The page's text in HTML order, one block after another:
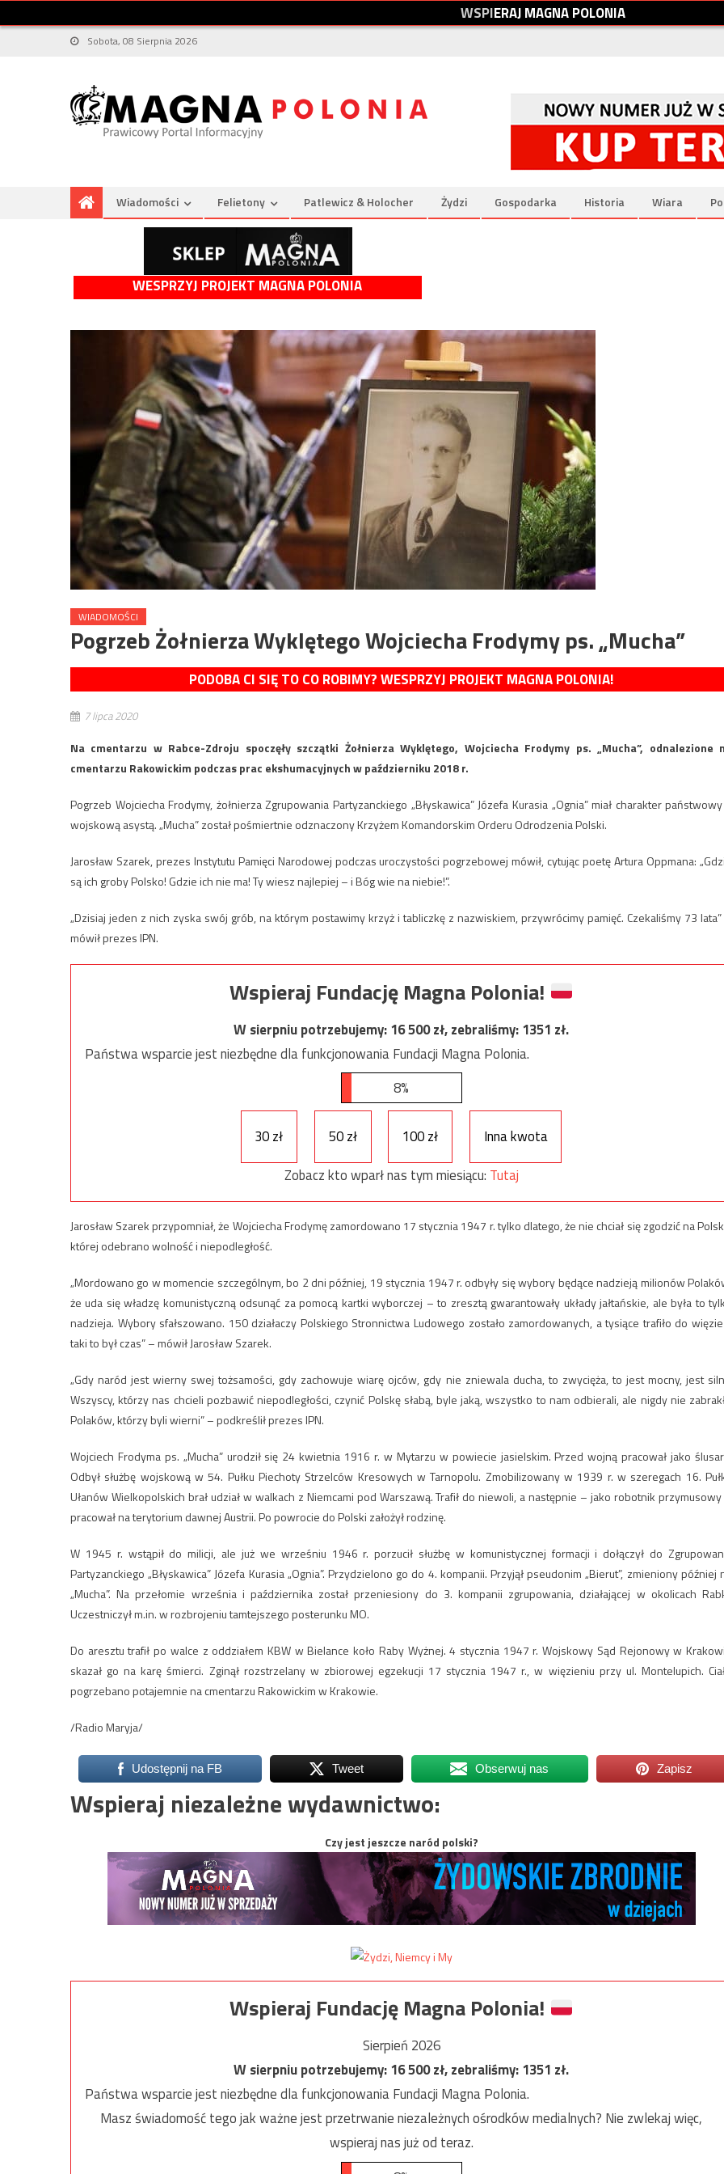
WSPIERAJMAGNAPOLONIA
Sobota, 08 Sierpnia 2026
Wiadomości Felietony Patlewicz & Holocher Żydzi Gospodarka Historia Wiara
WESPRZYJ PROJEKT MAGNA POLONIA
WIADOMOŚCI
Pogrzeb Żołnierza Wyklętego Wojciecha Frodymy ps. „Mucha”
PODOBA CI SIĘ TO CO ROBIMY? WESPRZYJ PROJEKT MAGNA POLONIA!
7 lipca 2020
Na cmentarzu w Rabce-Zdroju spoczęły szczątki Żołnierza Wyklętego, Wojciecha Frodymy ps. „Mucha”, odnalezione
cmentarzu Rakowickim podczas prac ekshumacyjnych w październiku 2018 r.
Pogrzeb Wojciecha Frodymy, żołnierza Zgrupowania Partyzanckiego „Błyskawica” Józefa Kurasia „Ognia” miał charakter
wojskową asystą. „Mucha” został pośmiertnie odznaczony Krzyżem Komandorskim Orderu Odrodzenia Polski.
Jarosław Szarek, prezes Instytutu Pamięci Narodowej podczas uroczystości pogrzebowej mówił, cytując poetę Artura Oppmana:
są ich groby Polsko! Gdzie ich nie ma! Ty wiesz najlepiej – i Bóg wie na niebie!”.
„Dzisiaj jeden z nich zyska swój grób, na którym postawimy krzyż i tabliczkę z nazwiskiem, przywrócimy pamięć. Czekaliśmy 73
mówił prezes IPN.
Wspieraj Fundację Magna Polonia!
W sierpniu potrzebujemy:16 500zł, zebraliśmy:1351 zł.
Państwa wsparcie jest niezbędne dla funkcjonowania Fundacji Magna Polonia.
8%
30 zł 50 zł 100 zł
Inna kwota
Zobacz kto wparł nas tym miesiącu: Tutaj
Jarosław Szarek przypomniał, że Wojciecha Frodymę zamordowano 17 stycznia 1947 r. tylko dlatego, że nie chciał się zgodzić na
której odebrano wolność i niepodległość.
„Mordowano go w momencie szczególnym, bo 2 dni później, 19 stycznia 1947 r. odbyły się wybory będące nadzieją milionów
że uda się władzę komunistyczną odsunąć za pomocą kartki wyborczej – to zresztą gwarantowały układy jałtańskie, ale była to
nadzieja. Wybory sfałszowano. 150 działaczy Polskiego Stronnictwa Ludowego zostało zamordowanych, a tysiące trafiło do
taki to był czas” – mówił Jarosław Szarek.
„Gdy naród jest wierny swej tożsamości, gdy zachowuje wiarę ojców, gdy nie zniewala ducha, to zwycięża, to jest mocny, jest
Wszyscy, którzy nas chcieli pozbawić niepodległości, czynić Polskę słabą, byle jaką, wszystko to nam odbierali, ale nigdy nie
Polaków, którzy byli wierni” – podkreślił prezes IPN.
Wojciech Frodyma ps. „Mucha” urodził się 24 kwietnia 1916 r. w Mytarzu w powiecie jasielskim. Przed wojną pracował jako
Odbył służbę wojskową w 54. Pułku Piechoty Strzelców Kresowych w Tarnopolu. Zmobilizowany w 1939 r. w szeregach 16.
Ułanów Wielkopolskich brał udział w walkach z Niemcami pod Warszawą. Trafił do niewoli, a następnie – jako robotnik
pracował na terytorium dawnej Austrii. Po powrocie do Polski założył rodzinę.
W 1945 r. wstąpił do milicji, ale już we wrześniu 1946 r. porzucił służbę w komunistycznej formacji i dołączył do
Partyzanckiego „Błyskawica” Józefa Kurasia „Ognia”. Przydzielono go do 4. kompanii. Przyjął pseudonim „Bierut”, zmieniony później
„Mucha”. Na przełomie września i października został przeniesiony do 3. kompanii zgrupowania, działającej w okolicach
Uczestniczył m.in. w rozbrojeniu tamtejszego posterunku MO.
Do aresztu trafił po walce z oddziałem KBW w Bielance koło Raby Wyżnej. 4 stycznia 1947 r. Wojskowy Sąd Rejonowy w
skazał go na karę śmierci. Zginął rozstrzelany w zbiorowej egzekucji 17 stycznia 1947 r., w więzieniu przy ul. Montelupich.
pogrzebano potajemnie na cmentarzu Rakowickim w Krakowie.
/Radio Maryja/
Udostępnij na FB Tweet Obserwuj nas Zapisz
Wspieraj niezależne wydawnictwo:
Czy jest jeszcze naród polski?
Wspieraj Fundację Magna Polonia!
Sierpień 2026
W sierpniu potrzebujemy:16 500zł, zebraliśmy:1351 zł.
Państwa wsparcie jest niezbędne dla funkcjonowania Fundacji Magna Polonia.
Masz świadomość tego jak ważne jest przetrwanie niezależnych ośrodków medialnych? Nie zwlekaj więc,
wspieraj nas już od teraz.